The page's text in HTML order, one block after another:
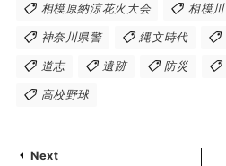
相模原納涼花火大会 相模川
神奈川県警 縄文時代
道志 遺跡 防災
高校野球
Next